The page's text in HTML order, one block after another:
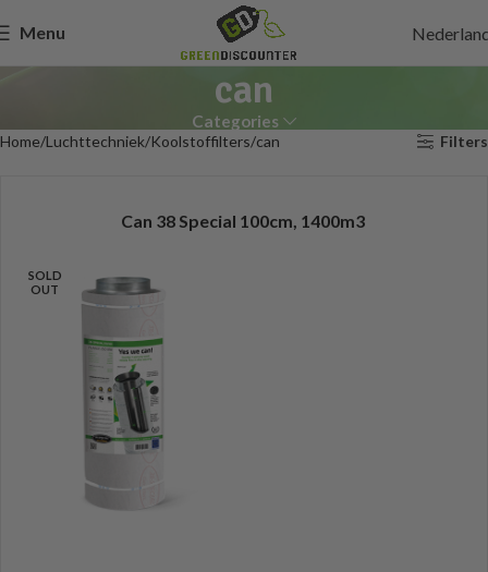
Menu
can
Categories
Home Luchttechniek Koolstoffilters can Filters
Can 38 Special 100cm, 1400m3
SOLD
OUT